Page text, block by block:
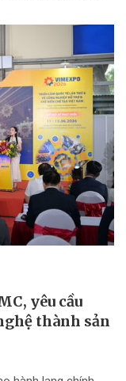
yêu cầu
thành sản